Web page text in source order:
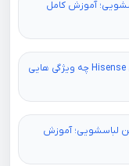
آموزش کامل
سیستم عامل Vidaa در تلویزیون های Hisense چه ویژگی هایی
لباسشویی؛ آموزش